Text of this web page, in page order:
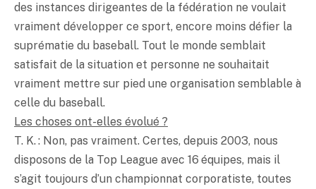
des instances dirigeantes de la fédération ne voulait
vraiment développer ce sport, encore moins défier la
suprématie du baseball. Tout le monde semblait
satisfait de la situation et personne ne souhaitait
vraiment mettre sur pied une organisation semblable à
celle du baseball.
Les choses ont-elles évolué ?
T. K. : Non, pas vraiment. Certes, depuis 2003, nous
disposons de la Top League avec 16 équipes, mais il
s’agit toujours d’un championnat corporatiste, toutes